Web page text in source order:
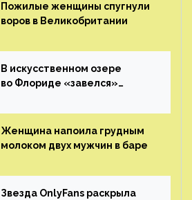
Пожилые женщины спугнули
воров в Великобритании
В искусственном озере
во Флориде «завелся»
Женщина напоила грудным
молоком двух мужчин в баре
Звезда OnlyFans раскрыла